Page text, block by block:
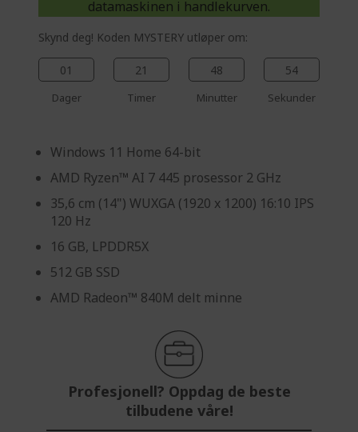
datamaskinen i handlekurven.
Skynd deg! Koden MYSTERY utløper om:
01
Dager
21
Timer
48
Minutter
53
Sekunder
Windows 11 Home 64-bit
AMD Ryzen™ AI 7 445 prosessor 2 GHz
35,6 cm (14") WUXGA (1920 x 1200) 16:10 IPS
120 Hz
16 GB, LPDDR5X
512 GB SSD
AMD Radeon™ 840M delt minne
Profesjonell? Oppdag de beste
tilbudene våre!